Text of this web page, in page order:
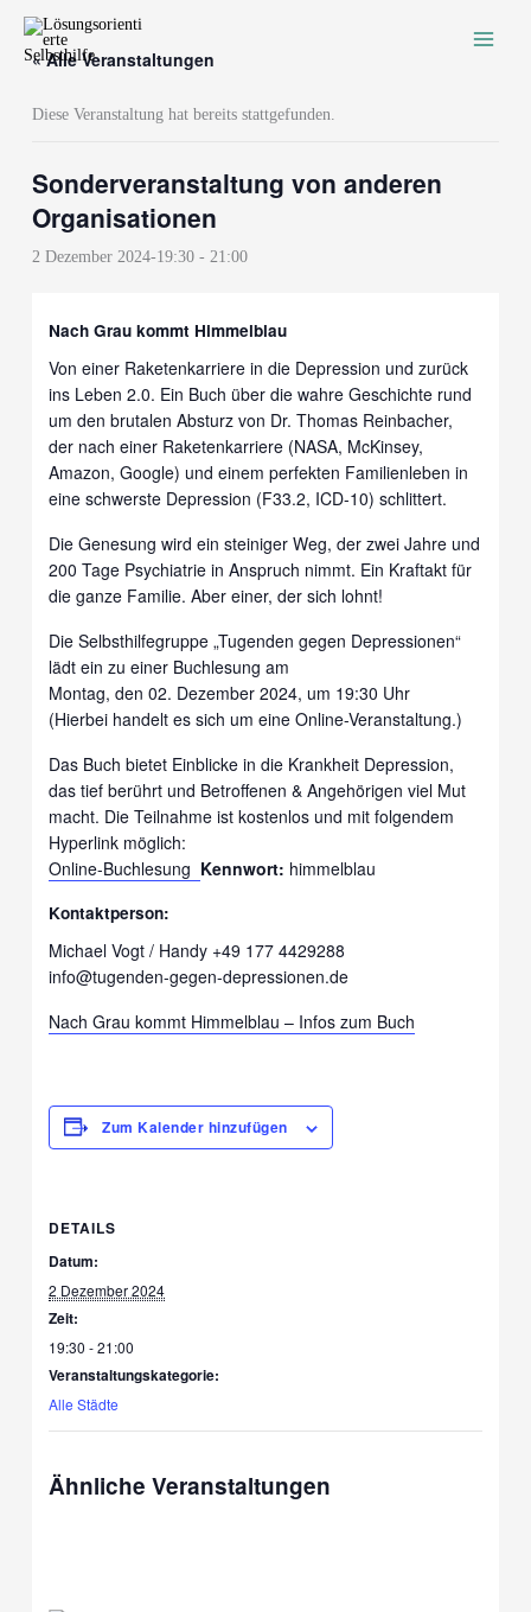
Inhalt
springen« Alle Veranstaltungen
Diese Veranstaltung hat bereits stattgefunden.
Sonderveranstaltung von anderen
Organisationen
2 Dezember 2024-19:30 -21:00
Nach Grau kommt Himmelblau
Von einer Raketenkarriere in die Depression und zurück
ins Leben 2.0. Ein Buch über die wahre Geschichte rund
um den brutalen Absturz von Dr. Thomas Reinbacher,
der nach einer Raketenkarriere (NASA, McKinsey,
Amazon, Google) und einem perfekten Familienleben in
eine schwerste Depression (F33.2, ICD-10) schlittert.
Die Genesung wird ein steiniger Weg, der zwei Jahre und
200 Tage Psychiatrie in Anspruch nimmt. Ein Kraftakt für
die ganze Familie. Aber einer, der sich lohnt!
Die Selbsthilfegruppe „Tugenden gegen Depressionen“
lädt ein zu einer Buchlesung am
Montag, den 02. Dezember 2024, um 19:30 Uhr
(Hierbei handelt es sich um eine Online-Veranstaltung.)
Das Buch bietet Einblicke in die Krankheit Depression,
das tief berührt und Betroffenen & Angehörigen viel Mut
macht. Die Teilnahme ist kostenlos und mit folgendem
Hyperlink möglich:
Online-Buchlesung Kennwort: himmelblau
Kontaktperson:
Michael Vogt / Handy +49 177 4429288
info@tugenden-gegen-depressionen.de
Nach Grau kommt Himmelblau – Infos zum Buch
Zum Kalender hinzufügen
DETAILS
Datum:
2 Dezember 2024
Zeit:
19:30 - 21:00
Veranstaltungskategorie:
Alle Städte
Ähnliche Veranstaltungen